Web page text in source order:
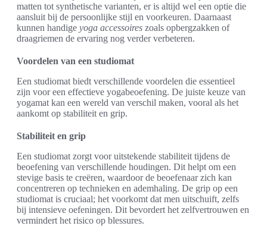
matten tot synthetische varianten, er is altijd wel een optie die
aansluit bij de persoonlijke stijl en voorkeuren. Daarnaast
kunnen handige yoga accessoires zoals opbergzakken of
draagriemen de ervaring nog verder verbeteren.
Voordelen van een studiomat
Een studiomat biedt verschillende voordelen die essentieel
zijn voor een effectieve yogabeoefening. De juiste keuze van
yogamat kan een wereld van verschil maken, vooral als het
aankomt op stabiliteit en grip.
Stabiliteit en grip
Een studiomat zorgt voor uitstekende stabiliteit tijdens de
beoefening van verschillende houdingen. Dit helpt om een
stevige basis te creëren, waardoor de beoefenaar zich kan
concentreren op technieken en ademhaling. De grip op een
studiomat is cruciaal; het voorkomt dat men uitschuift, zelfs
bij intensieve oefeningen. Dit bevordert het zelfvertrouwen en
vermindert het risico op blessures.